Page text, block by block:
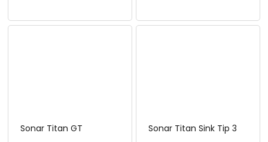
Sonar Titan GT Sonar Titan Sink Tip 3